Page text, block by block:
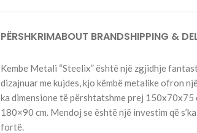
PËRSHKRIMABOUT BRANDSHIPPING &
Kembe Metali “Steelix” është një zgjidhje
dizajnuar me kujdes, kjo këmbë metalike ofron
ka dimensione të përshtatshme prej 150x70x75
180×90 cm. Mendoj se është një investim që
fortë.